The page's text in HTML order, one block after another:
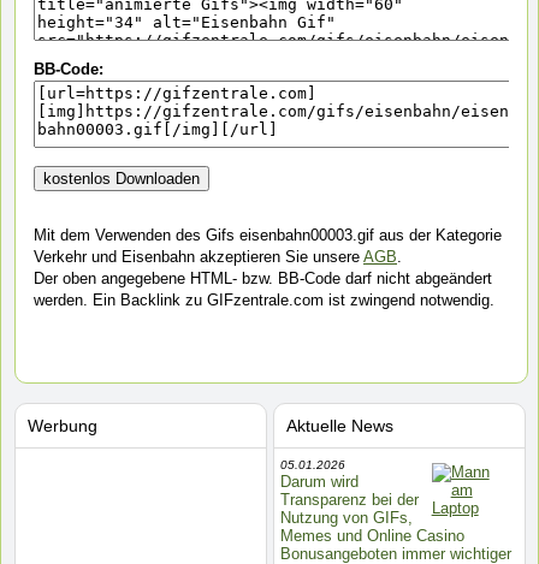
BB-Code:
Mit dem Verwenden des Gifs eisenbahn00003.gif aus der Kategorie
Verkehr und Eisenbahn akzeptieren Sie unsere AGB.
Der oben angegebene HTML- bzw. BB-Code darf nicht abgeändert
werden. Ein Backlink zu GIFzentrale.com ist zwingend notwendig.
Aktuelle News
05.01.2026
Darum wird
Transparenz bei der
Nutzung von GIFs,
Memes und Online Casino
Bonusangeboten immer wichtiger
Werbung